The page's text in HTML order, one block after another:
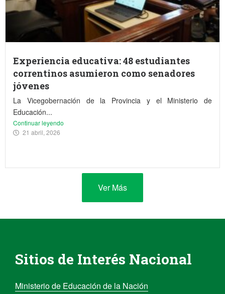
Experiencia educativa: 48 estudiantes
correntinos asumieron como senadores
jóvenes
La Vicegobernación de la Provincia y el Ministerio de
Educación...
Continuar leyendo
21 abril, 2026
Ver Más
Sitios de Interés Nacional
Ministerio de Educación de la Nación